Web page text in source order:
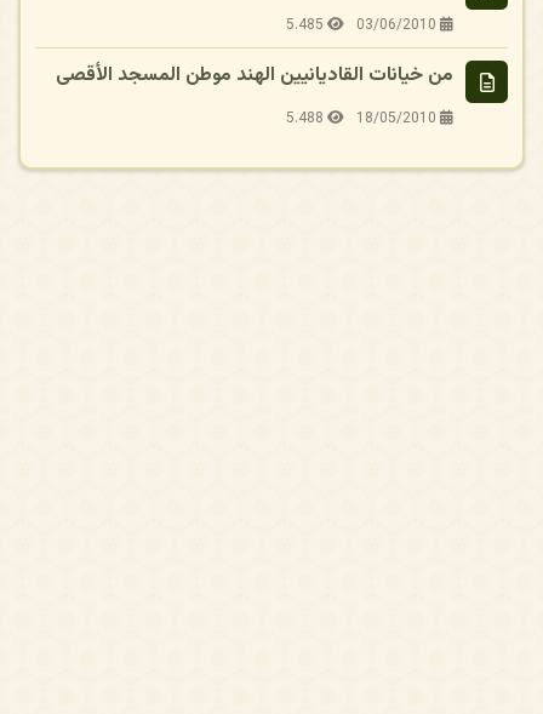
03/06/2010
5.485
من خيانات القاديانيين الهند موطن المسجد الأقصى
18/05/2010
5.488